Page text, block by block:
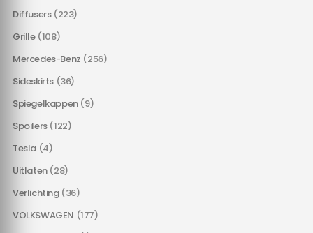
Diffusers (223)
Grille (108)
Mercedes-Benz (256)
Sideskirts (36)
Spiegelkappen (9)
Spoilers (122)
Tesla (4)
Uitlaten (28)
Verlichting (36)
VOLKSWAGEN (177)